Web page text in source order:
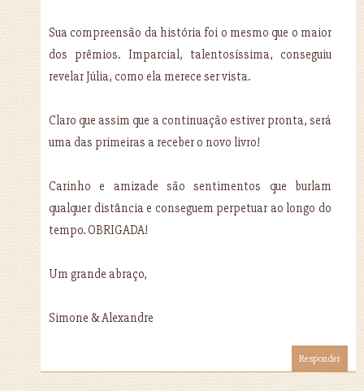
Sua compreensão da história foi o mesmo que o maior
dos prêmios. Imparcial, talentosíssima, conseguiu
revelar Júlia, como ela merece ser vista.
Claro que assim que a continuação estiver pronta, será
uma das primeiras a receber o novo livro!
Carinho e amizade são sentimentos que burlam
qualquer distância e conseguem perpetuar ao longo do
tempo. OBRIGADA!
Um grande abraço,
Simone & Alexandre
Responder